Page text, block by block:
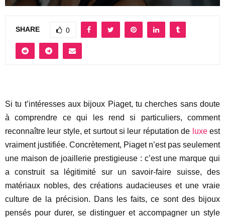
SHARE 0
Si tu t’intéresses aux bijoux Piaget, tu cherches sans doute
à comprendre ce qui les rend si particuliers, comment
reconnaître leur style, et surtout si leur réputation de luxeest
vraiment justifiée. Concrètement, Piaget n’est pas seulement
une maison de joaillerie prestigieuse : c’est une marque qui
a construit sa légitimité sur un savoir-faire suisse, des
matériaux nobles, des créations audacieuses et une vraie
culture de la précision. Dans les faits, ce sont des bijoux
pensés pour durer, se distinguer et accompagner un style